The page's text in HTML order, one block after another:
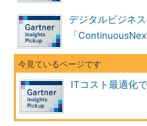
2．ハイパーコンバージドイ
一のHCIアプライアンスで
のストレージをサポートでき
なIT規模だ。HCIアプライア
タ、ストレージの簡素化を実
3．標準化：ときには、標準
デジタルビジネ
「
ITコスト最適化